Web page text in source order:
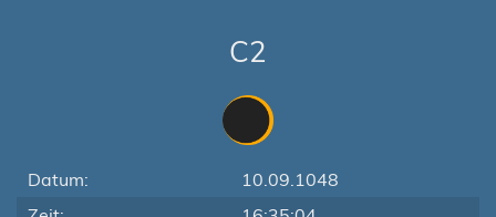
C2
Datum:
10.09.1048